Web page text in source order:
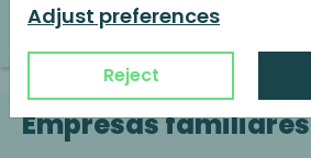
Adjust preferences
Reject
Continuar leyendo
Empresas familiares